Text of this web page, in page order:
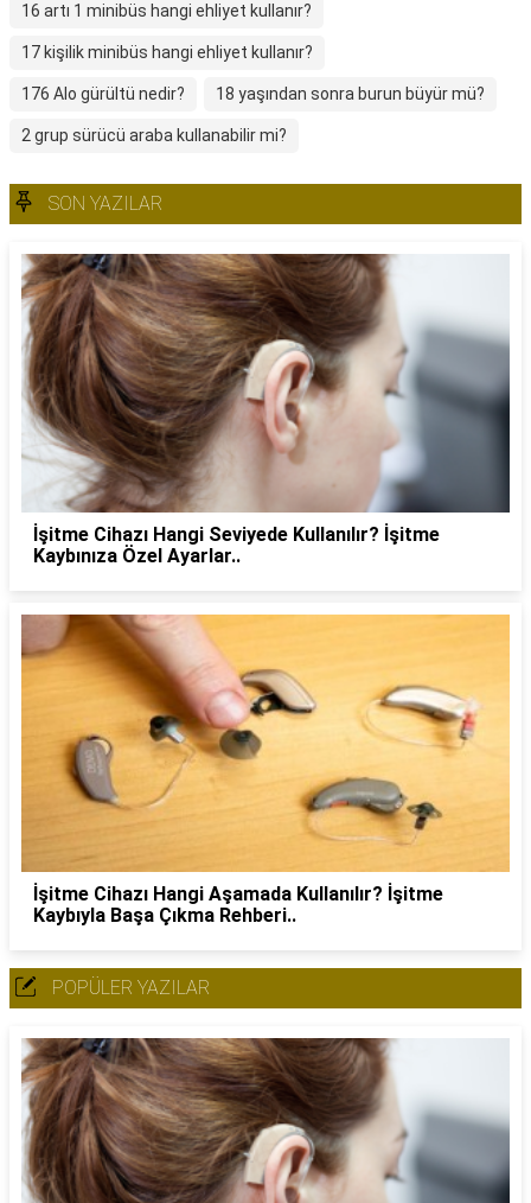
16 artı 1 minibüs hangi ehliyet kullanır?
17 kişilik minibüs hangi ehliyet kullanır?
176 Alo gürültü nedir? 18 yaşından sonra burun büyür mü?
2 grup sürücü araba kullanabilir mi?
SON YAZILAR
İşitme Cihazı Hangi Seviyede Kullanılır? İşitme
Kaybınıza Özel Ayarlar..
İşitme Cihazı Hangi Aşamada Kullanılır? İşitme
Kaybıyla Başa Çıkma Rehberi..
POPÜLER YAZILAR